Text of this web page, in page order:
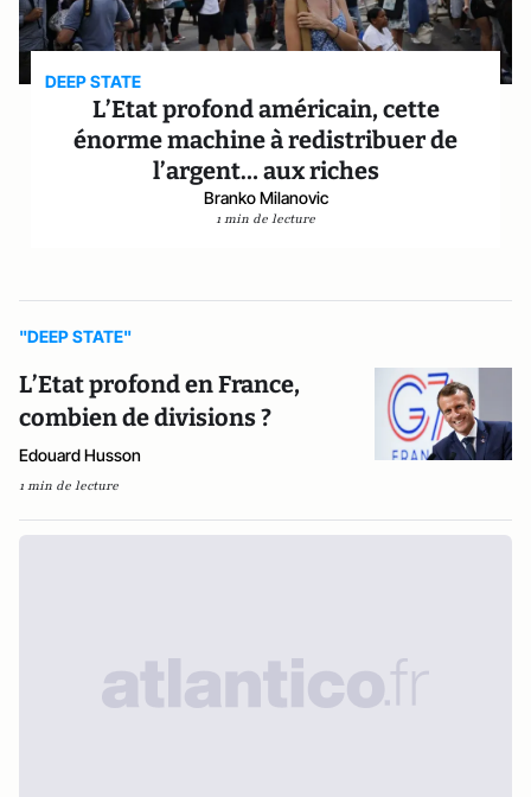
DEEP STATE
L’Etat profond américain, cette
énorme machine à redistribuer de
l’argent… aux riches
Branko Milanovic
1 min de lecture
"DEEP STATE"
L’Etat profond en France,
combien de divisions ?
Edouard Husson
1 min de lecture